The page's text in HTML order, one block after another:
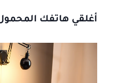
أغلقي هاتفك